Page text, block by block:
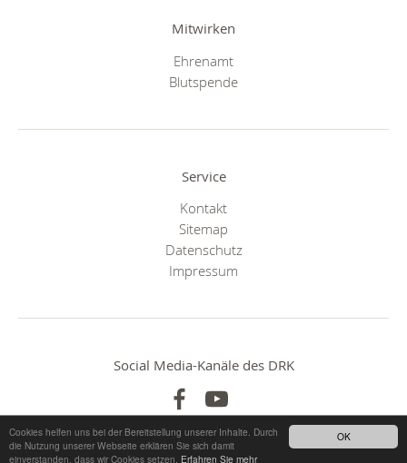
OK
Cookies helfen uns bei der Bereitstellung unserer Inhalte. Durch
die Nutzung unserer Webseite erklären Sie sich damit
einverstanden, dass wir Cookies setzen. Erfahren Sie mehr
Mitwirken
Ehrenamt
Blutspende
Service
Kontakt
Sitemap
Datenschutz
Impressum
Social Media-Kanäle des DRK